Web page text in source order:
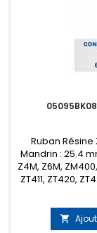
Ruban
Mandrin : 25.4
Z4M, Z6M,
ZT411, ZT420,
Pax4, 170
Extérieur
